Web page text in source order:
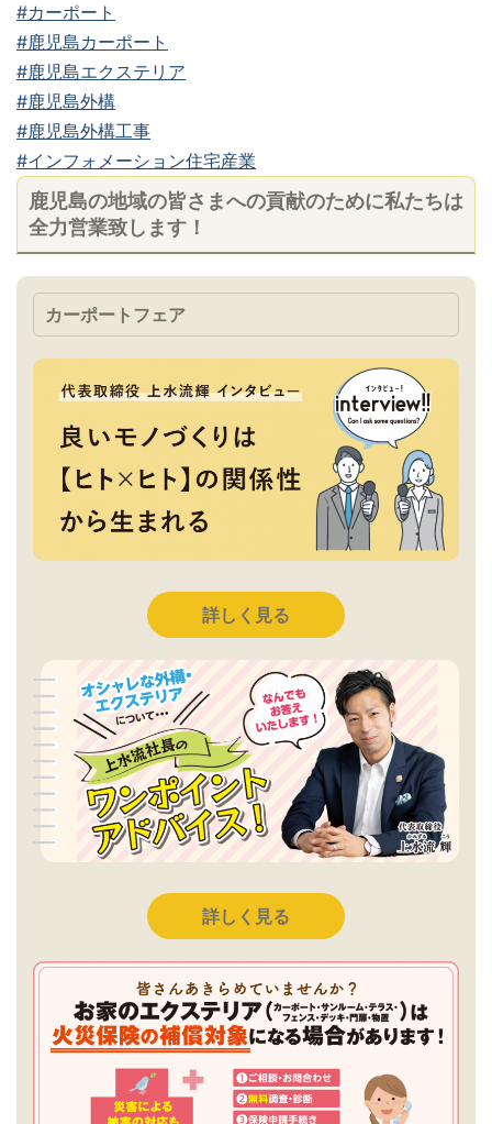
#カーポート
#鹿児島カーポート
#鹿児島エクステリア
#鹿児島外構
#鹿児島外構工事
#インフォメーション住宅産業
鹿児島の地域の皆さまへの貢献のために私たちは
全力営業致します！
カーポートフェア
詳しく見る
詳しく見る